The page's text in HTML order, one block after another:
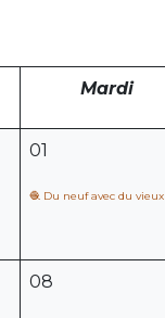
Mardi
01
🧶 Du neuf avec du vieux
08